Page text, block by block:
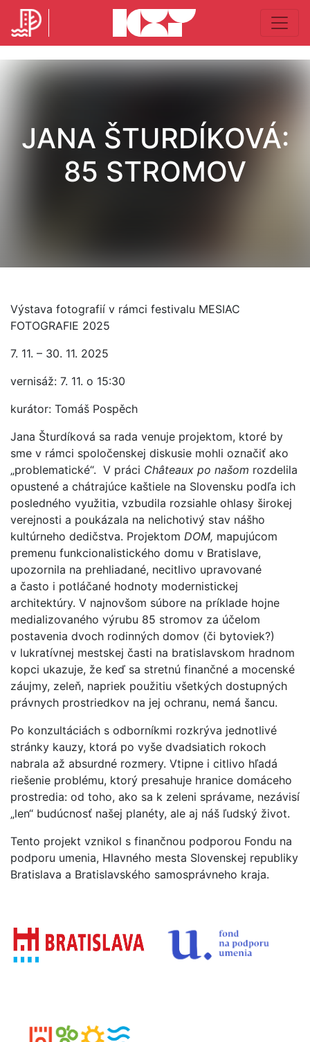
JANA ŠTURDÍKOVÁ:
85 STROMOV
Výstava fotografií v rámci festivalu MESIAC
FOTOGRAFIE 2025
7. 11. – 30. 11. 2025
vernisáž: 7. 11. o 15:30
kurátor: Tomáš Pospěch
Jana Šturdíková sa rada venuje projektom, ktoré by
sme v rámci spoločenskej diskusie mohli označiť ako
„problematické“. V práci Châteaux po našom rozdelila
opustené a chátrajúce kaštiele na Slovensku podľa ich
posledného využitia, vzbudila rozsiahle ohlasy širokej
verejnosti a poukázala na nelichotivý stav nášho
kultúrneho dedičstva. Projektom DOM, mapujúcom
premenu funkcionalistického domu v Bratislave,
upozornila na prehliadané, necitlivo upravované
a často i potláčané hodnoty modernistickej
architektúry. V najnovšom súbore na príklade hojne
medializovaného výrubu 85 stromov za účelom
postavenia dvoch rodinných domov (či bytoviek?)
v lukratívnej mestskej časti na bratislavskom hradnom
kopci ukazuje, že keď sa stretnú finančné a mocenské
záujmy, zeleň, napriek použitiu všetkých dostupných
právnych prostriedkov na jej ochranu, nemá šancu.
Po konzultáciách s odborníkmi rozkrýva jednotlivé
stránky kauzy, ktorá po vyše dvadsiatich rokoch
nabrala až absurdné rozmery. Vtipne i citlivo hľadá
riešenie problému, ktorý presahuje hranice domáceho
prostredia: od toho, ako sa k zeleni správame, nezávisí
„len“ budúcnosť našej planéty, ale aj náš ľudský život.
Tento projekt vznikol s finančnou podporou Fondu na
podporu umenia, Hlavného mesta Slovenskej republiky
Bratislava a Bratislavského samosprávneho kraja.